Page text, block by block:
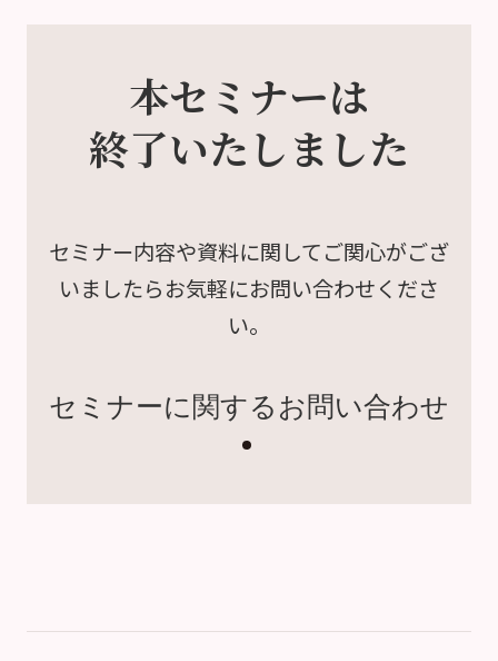
本セミナーは
終了いたしました
セミナー内容や資料に関してご関心がござ
いましたらお気軽にお問い合わせくださ
い。
セミナーに関するお問い合わせ